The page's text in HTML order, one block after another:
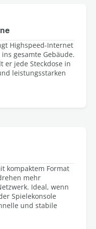
Highspeed-Internet
gesamte Gebäude.
er jede Steckdose in
leistungsstarken
kompaktem Format
mehr
Ideal, wenn
Spielekonsole
und stabile